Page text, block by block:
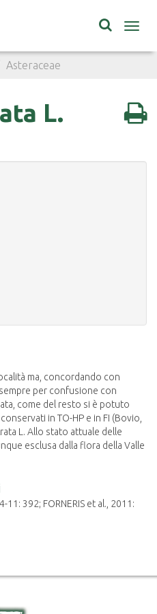
Asteraceae
L.
ma, concordando con
per confusione con
come del resto si è potuto
in TO-HP e in FI (Bovio,
L. Allo stato attuale delle
esclusa dalla flora della Valle
11: 392; FORNERIS et al., 2011: